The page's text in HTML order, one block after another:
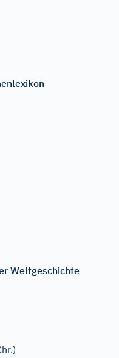
Weltgeschichte